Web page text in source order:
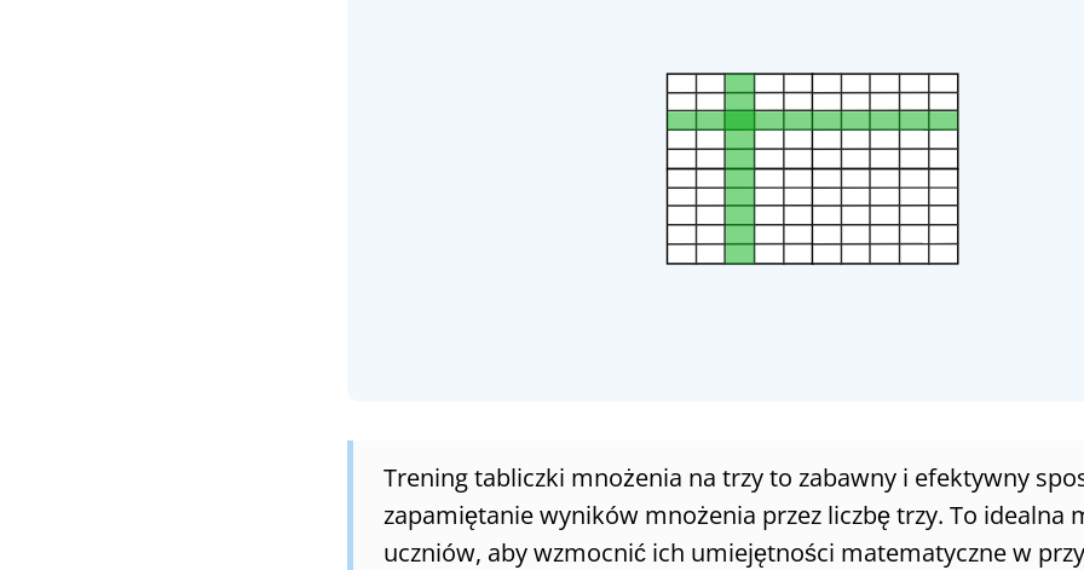
Trening tabliczki mnożenia na trzy to zabawny i efektywny
zapamiętanie wyników mnożenia przez liczbę trzy. To idealna
uczniów, aby wzmocnić ich umiejętności matematyczne w